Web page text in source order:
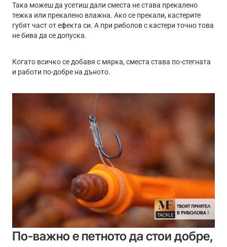
Така можеш да усетиш дали сместа не става прекалено
тежка или прекалено влажна. Ако се прекали, кастерите
губят част от ефекта си. А при риболов с кастери точно това
не бива да се допуска.
Когато всичко се добавя с мярка, сместа става по-стегната
и работи по-добре на дъното.
По-важно е петното да стои добре,